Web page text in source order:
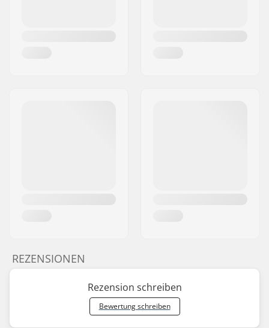
REZENSIONEN
Rezension schreiben
Bewertung schreiben